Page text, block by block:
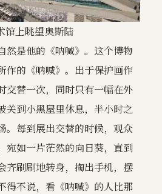
馆上眺望奥斯陆
然是他的《呐喊》。这个博物
作的《呐喊》。出于保护画作
交替一次，同时只有一幅在外
关到小黑屋里休息，半小时之
。每到展出交替的时候，观众
宛如一片茫然的向日葵，直到
齐刷刷地转身，掏出手机，摆
得不说，看《呐喊》的人比那